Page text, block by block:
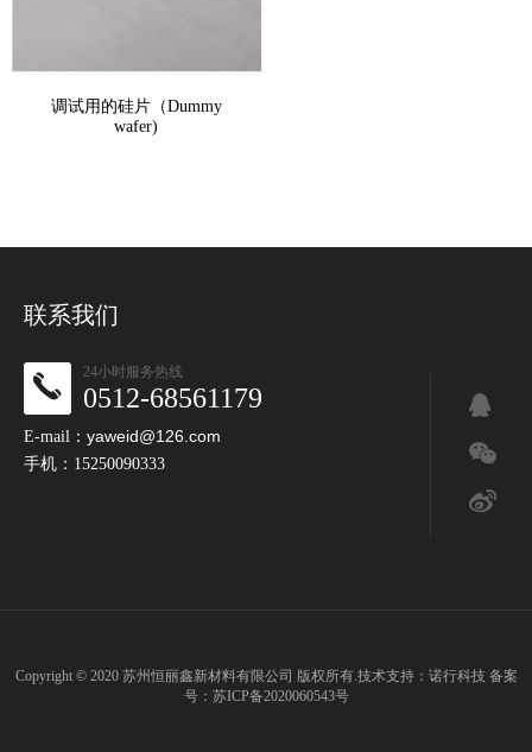
调试用的硅片（Dummy
wafer)
联系我们
24小时服务热线
0512-68561179
E-mail： yaweid@126.com
手机：15250090333
Copyright © 2020 苏州恒丽鑫新材料有限公司 版权所有.技术支持： 诺行科技 备案
号： 苏ICP备2020060543号